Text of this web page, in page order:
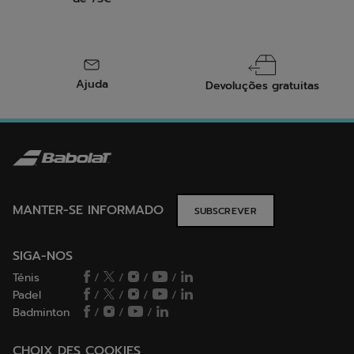
Ajuda Devoluções gratuitas
MANTER-SE INFORMADO SUBSCREVER
SIGA-NOS
Ténis / / /
/
Padel
/ / /
/
Badminton
/ / /